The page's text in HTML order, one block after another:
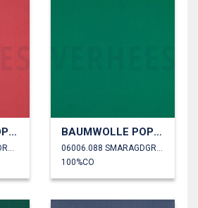
BAUMWOLLE POPELINE BAUMWOLLE POPELINE
100%CO